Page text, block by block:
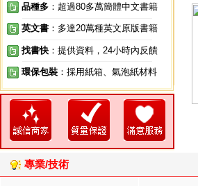
品種多 ：超過80多萬簡體中文書籍
英文書 ：多達20萬種英文原版書籍
找書快 ：提供資料，24小時內反饋
環保包裝 ：採用紙箱、氣泡紙材料
專業/技術